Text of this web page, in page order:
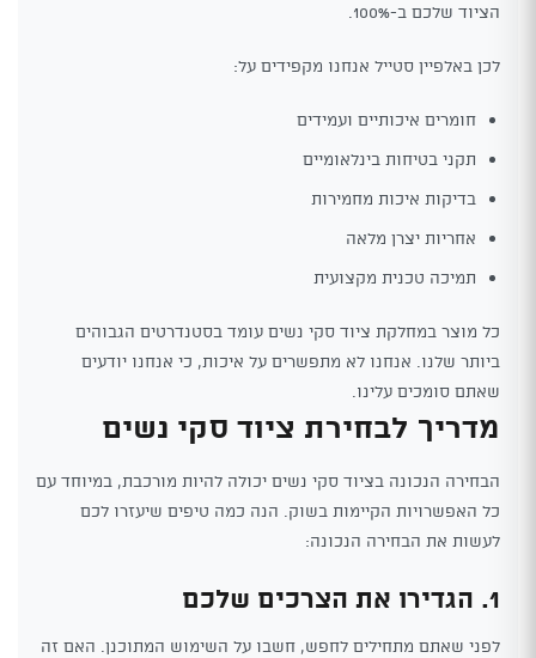
הציוד שלכם ב-100%.
לכן באלפיין סטייל אנחנו מקפידים על:
חומרים איכותיים ועמידים
תקני בטיחות בינלאומיים
בדיקות איכות מחמירות
אחריות יצרן מלאה
תמיכה טכנית מקצועית
כל מוצר במחלקת ציוד סקי נשים עומד בסטנדרטים הגבוהים
ביותר שלנו. אנחנו לא מתפשרים על איכות, כי אנחנו יודעים
שאתם סומכים עלינו.
מדריך לבחירת ציוד סקי נשים
הבחירה הנכונה בציוד סקי נשים יכולה להיות מורכבת, במיוחד עם
כל האפשרויות הקיימות בשוק. הנה כמה טיפים שיעזרו לכם
לעשות את הבחירה הנכונה:
1. הגדירו את הצרכים שלכם
לפני שאתם מתחילים לחפש, חשבו על השימוש המתוכנן. האם זה